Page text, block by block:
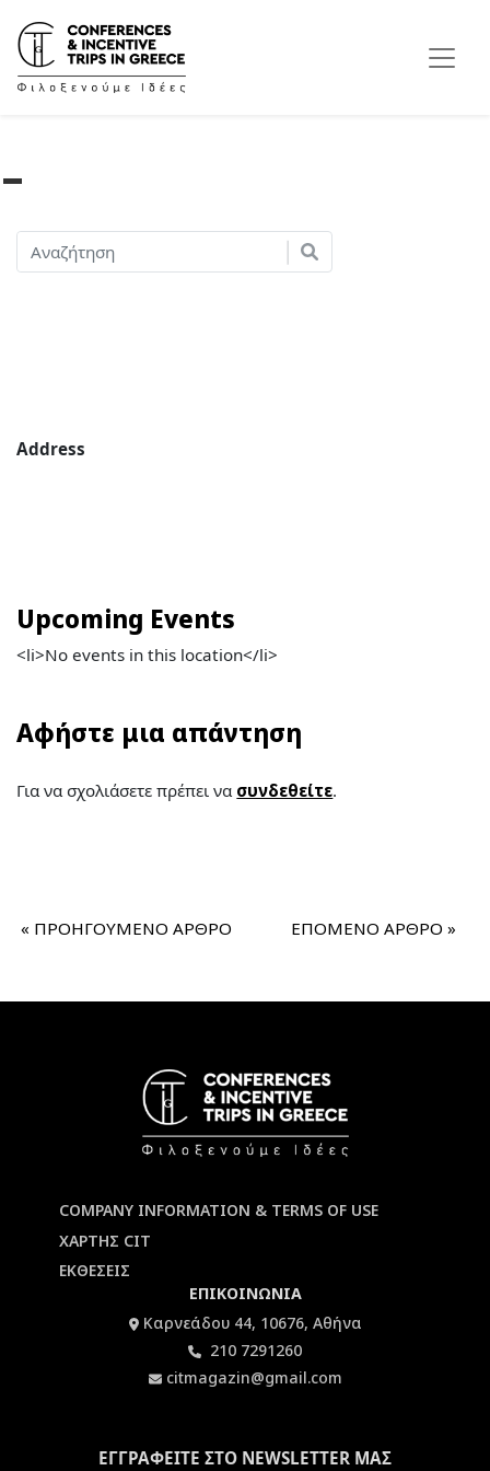
Address
Upcoming Events
<li>No events in this location</li>
Αφήστε μια απάντηση
Για να σχολιάσετε πρέπει να συνδεθείτε.
« ΠΡΟΗΓΟΥΜΕΝΟ ΑΡΘΡΟ ΕΠΟΜΕΝΟ ΑΡΘΡΟ »
COMPANY INFORMATION & TERMS OF USE
ΧΑΡΤΗΣ CIT
ΕΚΘΕΣΕΙΣ
ΕΠΙΚΟΙΝΩΝΙΑ
Καρνεάδου 44, 10676, Αθήνα
210 7291260
citmagazin@gmail.com
ΕΓΓΡΑΦΕΙΤΕ ΣΤΟ NEWSLETTER ΜΑΣ